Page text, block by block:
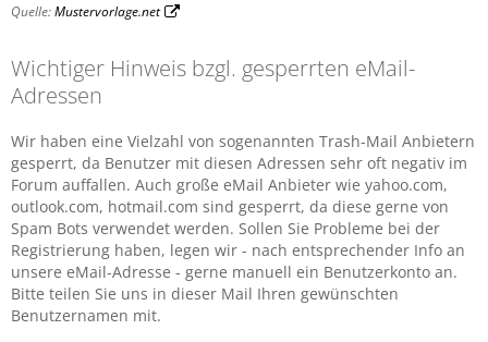
Quelle:Mustervorlage.net
Wichtiger Hinweis bzgl. gesperrten eMail-
Adressen
Wir haben eine Vielzahl von sogenannten Trash-Mail Anbietern
gesperrt, da Benutzer mit diesen Adressen sehr oft negativ im
Forum auffallen. Auch große eMail Anbieter wie yahoo.com,
outlook.com, hotmail.com sind gesperrt, da diese gerne von
Spam Bots verwendet werden. Sollen Sie Probleme bei der
Registrierung haben, legen wir - nach entsprechender Info an
unsere eMail-Adresse - gerne manuell ein Benutzerkonto an.
Bitte teilen Sie uns in dieser Mail Ihren gewünschten
Benutzernamen mit.